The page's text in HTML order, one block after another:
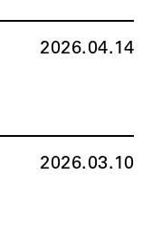
2026.04.14
2026.03.10